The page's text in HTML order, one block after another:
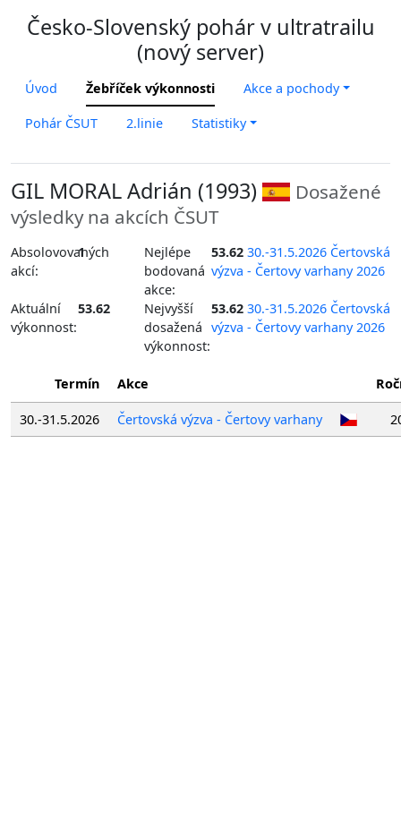
Česko-Slovenský pohár v ultratrailu
(nový server)
Úvod Žebříček výkonnosti Akce a pochody
Pohár ČSUT 2.linie Statistiky
GIL MORAL Adrián (1993)
Dosažené
výsledky na akcích ČSUT
Absolovovaných
akcí:
1
Nejlépe
bodovaná
akce:
53.62 30.-31.5.2026 Čertovská
výzva - Čertovy varhany 2026
Aktuální
výkonnost:
53.62
Nejvyšší
dosažená
výkonnost:
53.62 30.-31.5.2026 Čertovská
výzva - Čertovy varhany 2026
Termín Akce
30.-31.5.2026 Čertovská výzva - Čertovy varhany